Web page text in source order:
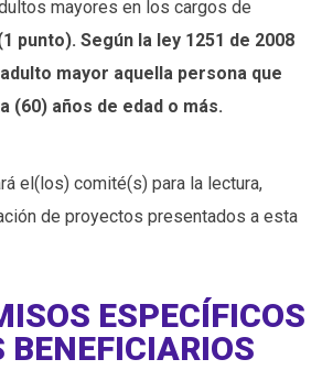
mayores en los cargos de
punto). Según la ley 1251 de 2008
mayor aquella persona que
(60) años de edad o más.
el(los) comité(s) para la lectura,
de proyectos presentados a esta
ESPECÍFICOS
BENEFICIARIOS